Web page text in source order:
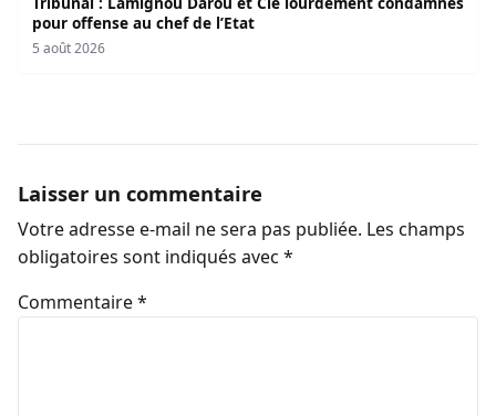
pour offense au chef de l’Etat
5 août 2026
Laisser un commentaire
Votre adresse e-mail ne sera pas publiée. Les champs
obligatoires sont indiqués avec *
Commentaire*